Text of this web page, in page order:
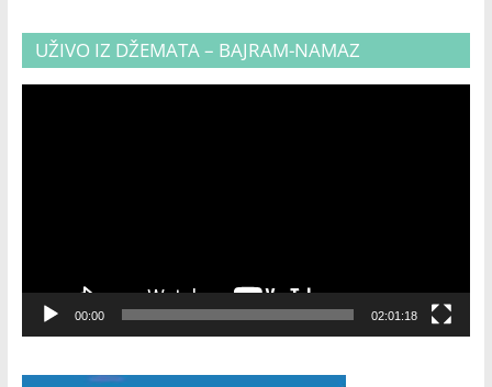
UŽIVO IZ DŽEMATA – BAJRAM-NAMAZ
00:00 02:01:18